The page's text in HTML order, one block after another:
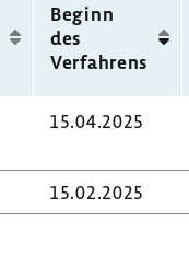
Beginn
des
Verfah­rens
15.04.2025
15.02.2025